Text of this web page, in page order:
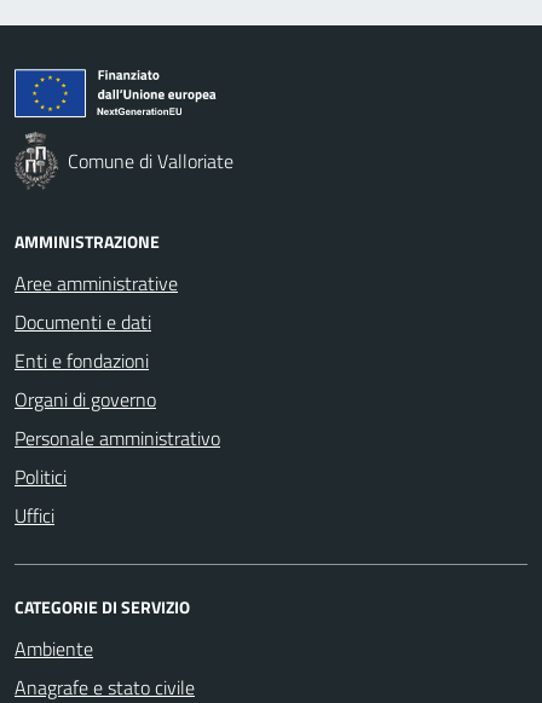
Comune di Valloriate
AMMINISTRAZIONE
Aree amministrative
Documenti e dati
Enti e fondazioni
Organi di governo
Personale amministrativo
Politici
Uffici
CATEGORIE DI SERVIZIO
Ambiente
Anagrafe e stato civile